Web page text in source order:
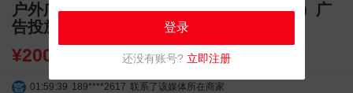
户外广告 福建地标灯光秀（绿发大厦中心）广
告投放
¥200000.00
01:59:39 189****2617 联系了该媒体所在商家
登录
还没有账号? 立即注册